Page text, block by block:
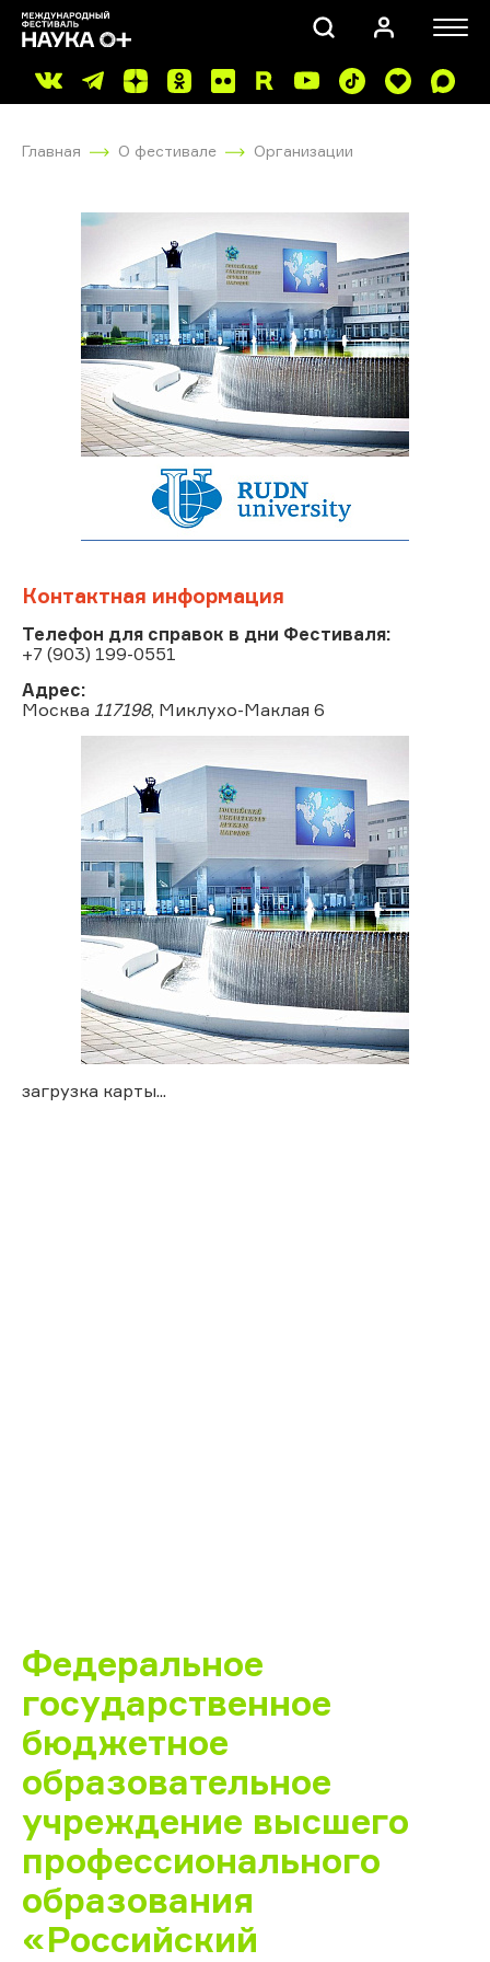
ПОИСК
Главная О фестивале Организации
Контактная информация
Телефон для справок в дни Фестиваля:
+7 (903) 199-0551
Адрес:
Москва 117198, Миклухо-Маклая 6
загрузка карты...
Федеральное
государственное
бюджетное
образовательное
учреждение высшего
профессионального
образования
«Российский